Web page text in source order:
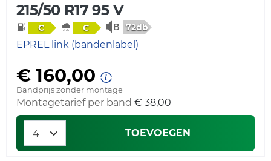
215/50 R17 95 V
C C 72db
EPREL link (bandenlabel)
€ 160,00
Bandprijs zonder montage
Montagetarief per band € 38,00
TOEVOEGEN